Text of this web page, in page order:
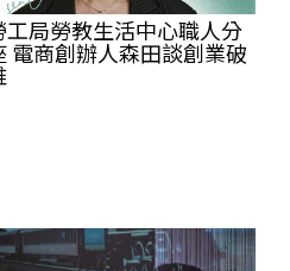
工局勞教生活中心職人分
電商創辦人森田談創業破